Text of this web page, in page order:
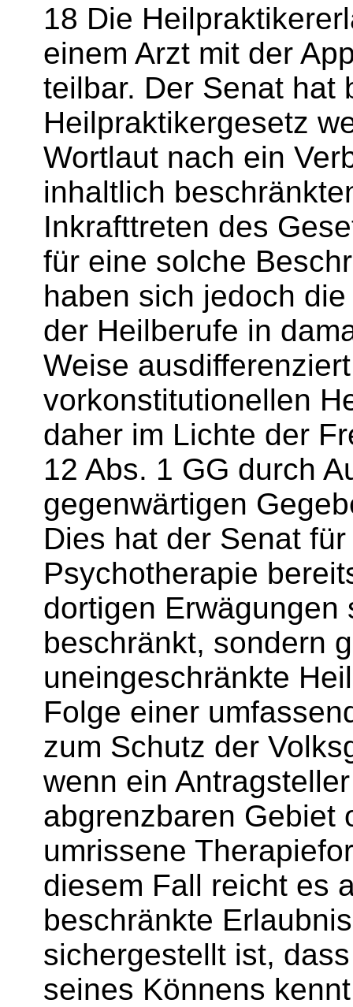
18 Die
einem Arzt mit der
teilbar. Der Senat hat
Heilpraktikergesetz
Wortlaut nach ein
inhaltlich
Inkrafttreten des
für eine solche
haben sich jedoch
der Heilberufe in
Weise
vorkonstitutionellen
daher im Lichte der
12 Abs. 1 GG durch
gegenwärtigen
Dies hat der Senat
Psychotherapie
dortigen
beschränkt, sondern
uneingeschränkte
Folge einer
zum Schutz der
wenn ein
abgrenzbaren Gebiet
umrissene
diesem Fall reicht es
beschränkte
sichergestellt ist,
seines Könnens